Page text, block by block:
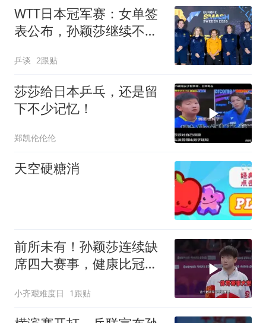
WTT日本冠军赛：女单签
表公布，孙颖莎继续不参
乒谈 2跟贴
莎莎给日本乒乓，还是留
下不少记忆！
郑凯伦伦伦
天空硬糖消
前所未有！孙颖莎连续缺
席四大赛事，健康比冠军
小齐艰难度日 1跟贴